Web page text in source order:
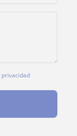
privacidad